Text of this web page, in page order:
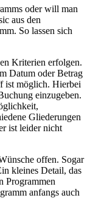
oder will man
aus den
So lassen sich
Kriterien erfolgen.
Datum oder Betrag
ist möglich. Hierbei
einzugeben.
Gliederungen
ist leider nicht
offen. Sogar
kleines Detail, das
Programmen
anfangs auch